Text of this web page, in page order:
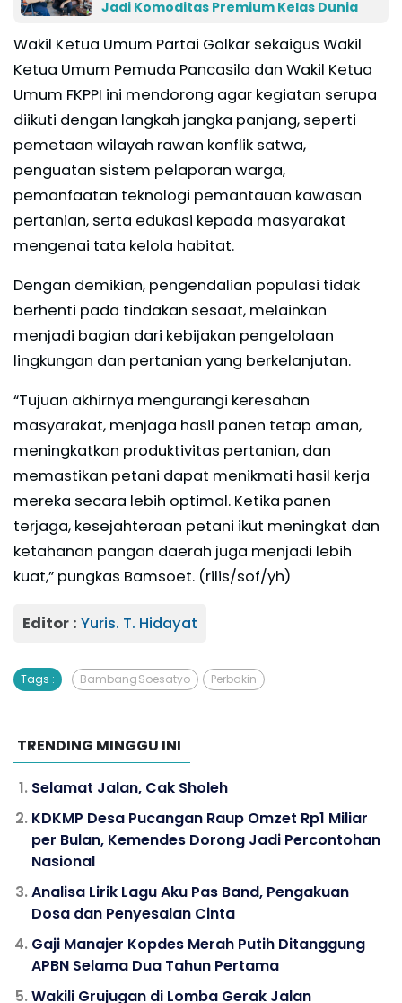
Jadi Komoditas Premium Kelas Dunia
Wakil Ketua Umum Partai Golkar sekaigus Wakil
Ketua Umum Pemuda Pancasila dan Wakil Ketua
Umum FKPPI ini mendorong agar kegiatan serupa
diikuti dengan langkah jangka panjang, seperti
pemetaan wilayah rawan konflik satwa,
penguatan sistem pelaporan warga,
pemanfaatan teknologi pemantauan kawasan
pertanian, serta edukasi kepada masyarakat
mengenai tata kelola habitat.
Dengan demikian, pengendalian populasi tidak
berhenti pada tindakan sesaat, melainkan
menjadi bagian dari kebijakan pengelolaan
lingkungan dan pertanian yang berkelanjutan.
“Tujuan akhirnya mengurangi keresahan
masyarakat, menjaga hasil panen tetap aman,
meningkatkan produktivitas pertanian, dan
memastikan petani dapat menikmati hasil kerja
mereka secara lebih optimal. Ketika panen
terjaga, kesejahteraan petani ikut meningkat dan
ketahanan pangan daerah juga menjadi lebih
kuat,” pungkas Bamsoet. (rilis/sof/yh)
Editor : Yuris. T. Hidayat
Tags : Bambang Soesatyo Perbakin
TRENDING MINGGU INI
Selamat Jalan, Cak Sholeh
KDKMP Desa Pucangan Raup Omzet Rp1 Miliar
per Bulan, Kemendes Dorong Jadi Percontohan
Nasional
Analisa Lirik Lagu Aku Pas Band, Pengakuan
Dosa dan Penyesalan Cinta
Gaji Manajer Kopdes Merah Putih Ditanggung
APBN Selama Dua Tahun Pertama
Wakili Grujugan di Lomba Gerak Jalan